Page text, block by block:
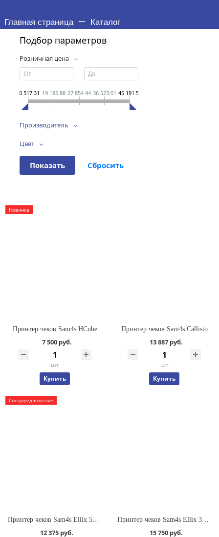
Главная страница Каталог
Подбор параметров
Розничная цена
10 517.31 19 185.88 27 854.44 36 523.01 45 191.58
Производитель
Цвет
Новинка
Принтер чеков Sam4s HCube
7 500 руб.
шт
Купить
Принтер чеков Sam4s Callisto
13 887 руб.
шт
Купить
Спецпредложение
12 375 руб. 15 750 руб.